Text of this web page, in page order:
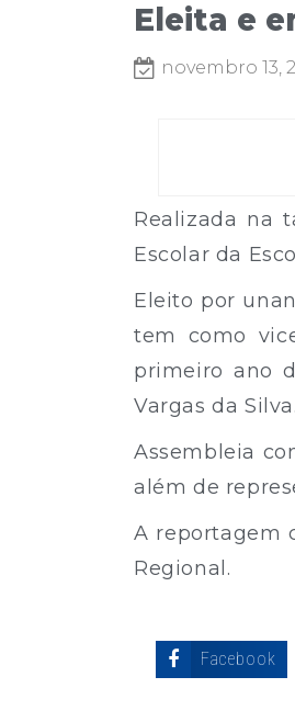
Eleita e
novembro 13,
Realizada na
Escolar da
Eleito por
tem como
primeiro ano
Vargas da Silva.
Assembleia
além de
A reportagem
Regional.
Facebook